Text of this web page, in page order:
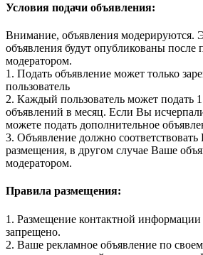
Условия подачи объявления:
Внимание, объявления модерируются.
объявления будут опубликованы после
модератором.
1. Подать объявление может только
пользователь
2. Каждый пользователь может подать
объявлений в месяц. Если Вы
можете подать дополнительное
3. Объявление должно
размещения, в другом случае Ваше
модератором.
Правила размещения:
1. Размещение контактной
запрещено.
2. Ваше рекламное объявление по